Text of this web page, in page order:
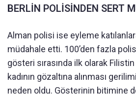
BERLİN POLİSİNDEN SERT
Alman polisi ise eyleme
müdahale etti. 100’den fazla
gösteri sırasında ilk olarak
kadının gözaltına alınması
neden oldu. Gösterinin bitimine